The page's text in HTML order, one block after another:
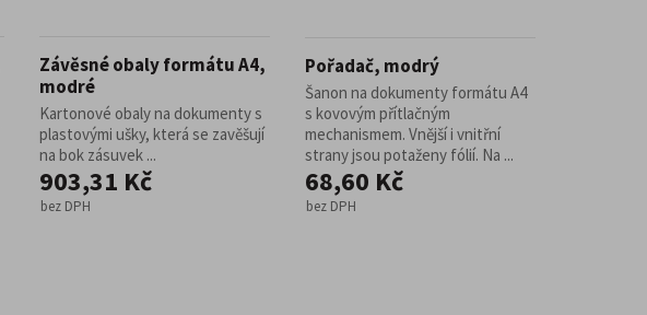
Závěsné obaly formátu A4,
modré
Kartonové obaly na dokumenty s
plastovými ušky, která se zavěšují
na bok zásuvek ...
903,31 Kč
bez DPH
Pořadač, modrý
Šanon na dokumenty formátu A4
s kovovým přítlačným
mechanismem. Vnější i vnitřní
strany jsou potaženy fólií. Na ...
68,60 Kč
bez DPH